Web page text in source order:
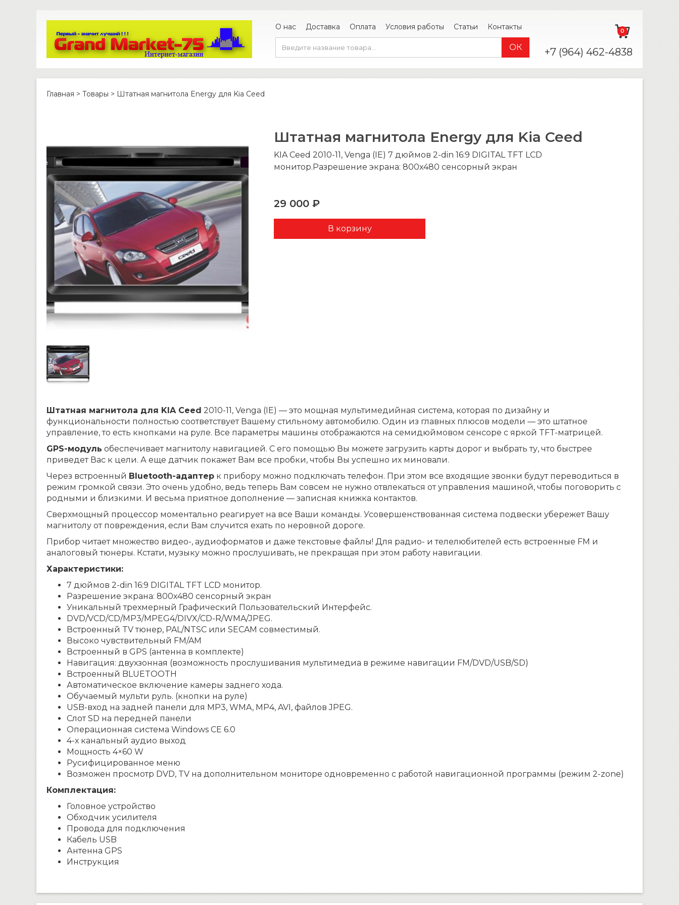
О нас Доставка Оплата Условия работы Статьи Контакты 0
+7 (964) 462-4838
Главная > Товары > Штатная магнитола Energy для Kia Ceed
Штатная магнитола Energy для Kia Ceed
KIA Ceed 2010-11, Venga (IE) 7 дюймов 2-din 16:9 DIGITAL TFT LCD
монитор.Разрешение экрана: 800х480 сенсорный экран
29 000 ₽
Штатная магнитола для KIA Ceed 2010-11, Venga (IE) — это мощная мультимедийная система, которая по дизайну и
функциональности полностью соответствует Вашему стильному автомобилю. Один из главных плюсов модели — это штатное
управление, то есть кнопками на руле. Все параметры машины отображаются на семидюймовом сенсоре с яркой TFT-матрицей.
GPS-модуль обеспечивает магнитолу навигацией. С его помощью Вы можете загрузить карты дорог и выбрать ту, что быстрее
приведет Вас к цели. А еще датчик покажет Вам все пробки, чтобы Вы успешно их миновали.
Через встроенный Bluetooth-адаптер к прибору можно подключать телефон. При этом все входящие звонки будут переводиться в
режим громкой связи. Это очень удобно, ведь теперь Вам совсем не нужно отвлекаться от управления машиной, чтобы поговорить с
родными и близкими. И весьма приятное дополнение — записная книжка контактов.
Сверхмощный процессор моментально реагирует на все Ваши команды. Усовершенствованная система подвески убережет Вашу
магнитолу от повреждения, если Вам случится ехать по неровной дороге.
Прибор читает множество видео-, аудиоформатов и даже текстовые файлы! Для радио- и телелюбителей есть встроенные FM и
аналоговый тюнеры. Кстати, музыку можно прослушивать, не прекращая при этом работу навигации.
Характеристики:
7 дюймов 2-din 16:9 DIGITAL TFT LCD монитор.
Разрешение экрана: 800х480 сенсорный экран
Уникальный трехмерный Графический Пользовательский Интерфейс.
DVD/VCD/CD/MP3/MPEG4/DIVX/CD-R/WMA/JPEG.
Встроенный TV тюнер, PAL/NTSC или SECAM совместимый.
Высоко чувствительный FM/AM
Встроенный в GPS (антенна в комплекте)
Навигация: двухзонная (возможность прослушивания мультимедиа в режиме навигации FM/DVD/USB/SD)
Встроенный BLUETOOTH
Автоматическое включение камеры заднего хода.
Обучаемый мульти руль. (кнопки на руле)
USB-вход на задней панели для MP3, WMA, MP4, AVI, файлов JPEG.
Слот SD на передней панели
Операционная система Windows CE 6.0
4-х канальный аудио выход
Мощность 4×60 W
Русифицированное меню
Возможен просмотр DVD, TV на дополнительном мониторе одновременно с работой навигационной программы (режим 2-zone)
Комплектация:
Головное устройство
Обходчик усилителя
Провода для подключения
Кабель USB
Антенна GPS
Инструкция